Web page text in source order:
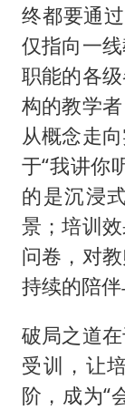
终都要通
仅指向一
职能的各
构的教学
从概念走
于“我讲你
的是沉浸
景；培训
问卷，对
持续的陪
破局之道
受训，让
阶，成为“